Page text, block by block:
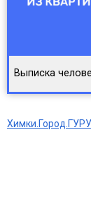
Выписка
Химки.Город.ГУРУ